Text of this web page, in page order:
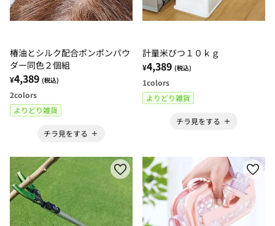
椿油とシルク配合ポンポンパウ
ダー同色２個組
¥4,389 (税込)
2colors
よりどり雑貨
チラ見をする
計量米びつ１０ｋｇ
¥4,389 (税込)
1colors
よりどり雑貨
チラ見をする